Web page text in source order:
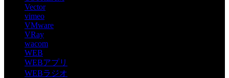
Vector
vimeo
VMware
VRay
wacom
WEB
WEBアプリ
WEBラジオ